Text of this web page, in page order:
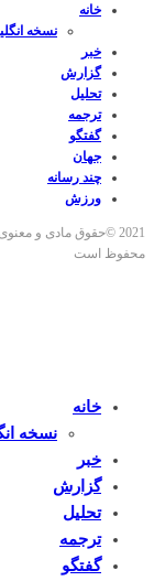
خانه
نسخه
خبر
گزارش
تحلیل
ترجمه
گفتگو
جهان
چند رسانه
ورزش
2021 ©حقوق مادی و
محفوظ است
خانه
نسخه
خبر
گزارش
تحلیل
ترجمه
گفتگو